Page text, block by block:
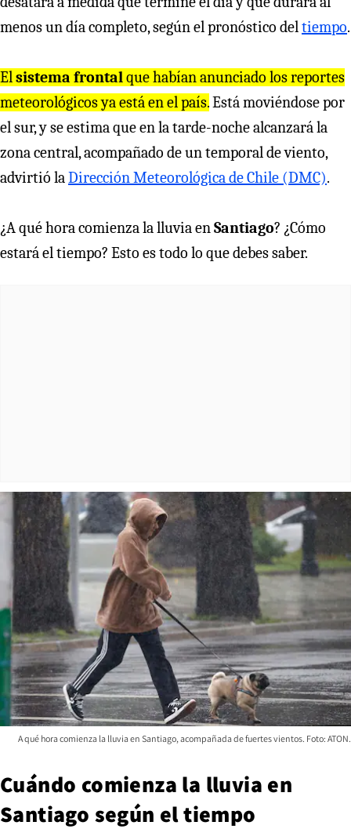
menos un día completo, según el pronóstico deltiempo.
Elsistema frontalque habían anunciado los reportes
meteorológicos ya está en el país.Está moviéndose por
el sur, y se estima que en la tarde-noche alcanzará la
zona central, acompañado de un temporal de viento,
advirtió laDirección Meteorológica de Chile (DMC).
¿A qué hora comienza la lluvia enSantiago? ¿Cómo
estará el tiempo? Esto es todo lo que debes saber.
A qué hora comienza la lluvia en Santiago, acompañada de fuertes vientos. Foto: ATON.
Cuándo comienza la lluvia en
Santiago según el tiempo